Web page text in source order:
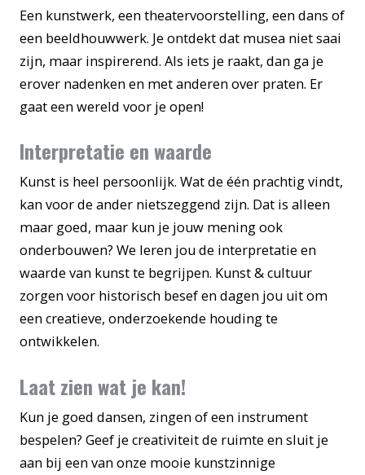
Een kunstwerk, een theatervoorstelling, een dans of
een beeldhouwwerk. Je ontdekt dat musea niet saai
zijn, maar inspirerend. Als iets je raakt, dan ga je
erover nadenken en met anderen over praten. Er
gaat een wereld voor je open!
Interpretatie en waarde
Kunst is heel persoonlijk. Wat de één prachtig vindt,
kan voor de ander nietszeggend zijn. Dat is alleen
maar goed, maar kun je jouw mening ook
onderbouwen? We leren jou de interpretatie en
waarde van kunst te begrijpen. Kunst & cultuur
zorgen voor historisch besef en dagen jou uit om
een creatieve, onderzoekende houding te
ontwikkelen.
Laat zien wat je kan!
Kun je goed dansen, zingen of een instrument
bespelen? Geef je creativiteit de ruimte en sluit je
aan bij een van onze mooie kunstzinnige